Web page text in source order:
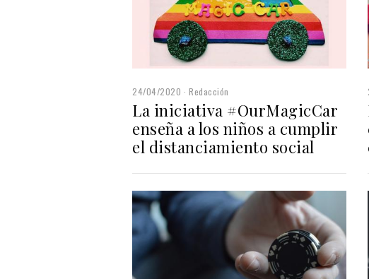
24/04/2020 Redacción
La iniciativa #OurMagicCar
enseña a los niños a cumplir
el distanciamiento social